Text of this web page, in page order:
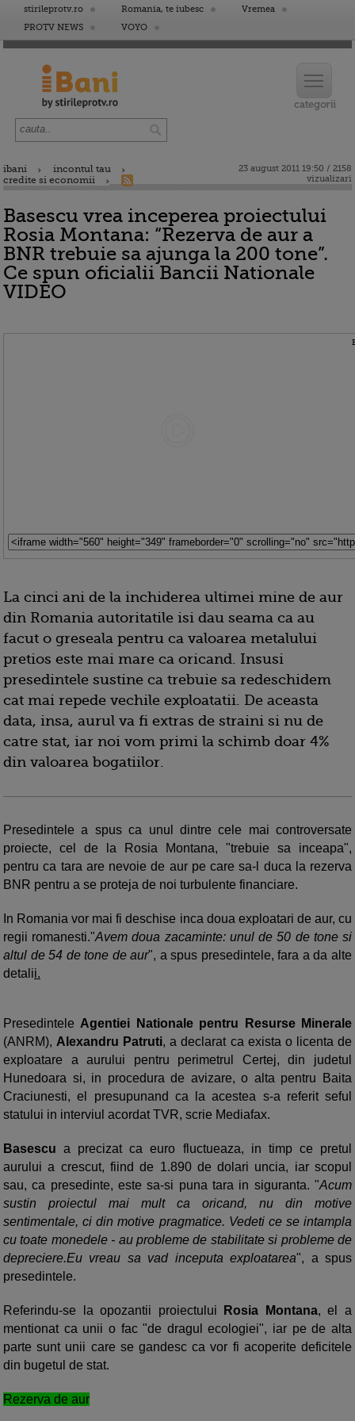
stirileprotv.ro Romania, te iubesc
Vremea
PROTV NEWS
VOYO
ibani
incontul tau
credite si economii
23 august 2011 19:50 / 2158
vizualizari
Basescu vrea inceperea proiectului
Rosia Montana: “Rezerva de aur a
BNR trebuie sa ajunga la 200 tone”.
Ce spun oficialii Bancii Nationale
VIDEO
La cinci ani de la inchiderea ultimei mine de aur
din Romania autoritatile isi dau seama ca au
facut o greseala pentru ca valoarea metalului
pretios este mai mare ca oricand. Insusi
presedintele sustine ca trebuie sa redeschidem
cat mai repede vechile exploatatii. De aceasta
data, insa, aurul va fi extras de straini si nu de
catre stat, iar noi vom primi la schimb doar 4%
din valoarea bogatiilor.
Presedintele a spus ca unul dintre cele mai controversate
proiecte, cel de la Rosia Montana, "trebuie sa inceapa",
pentru ca tara are nevoie de aur pe care sa-l duca la rezerva
BNR pentru a se proteja de noi turbulente financiare.
In Romania vor mai fi deschise inca doua exploatari de aur, cu
regii romanesti."Avem doua zacaminte: unul de 50 de tone si
altul de 54 de tone de aur", a spus presedintele, fara a da alte
detalii.
Presedintele Agentiei Nationale pentru Resurse Minerale
(ANRM), Alexandru Patruti, a declarat ca exista o licenta de
exploatare a aurului pentru perimetrul Certej, din judetul
Hunedoara si, in procedura de avizare, o alta pentru Baita
Craciunesti, el presupunand ca la acestea s-a referit seful
statului in interviul acordat TVR, scrie Mediafax.
Basescu a precizat ca euro fluctueaza, in timp ce pretul
aurului a crescut, fiind de 1.890 de dolari uncia, iar scopul
sau, ca presedinte, este sa-si puna tara in siguranta. "Acum
sustin proiectul mai mult ca oricand, nu din motive
sentimentale, ci din motive pragmatice. Vedeti ce se intampla
cu toate monedele - au probleme de stabilitate si probleme de
depreciere.Eu vreau sa vad inceputa exploatarea", a spus
presedintele.
Referindu-se la opozantii proiectului Rosia Montana, el a
mentionat ca unii o fac "de dragul ecologiei", iar pe de alta
parte sunt unii care se gandesc ca vor fi acoperite deficitele
din bugetul de stat.
Rezerva de aur